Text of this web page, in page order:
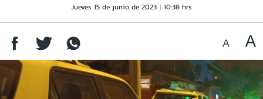
Jueves 15 de junio de 2023 10:38 hrs